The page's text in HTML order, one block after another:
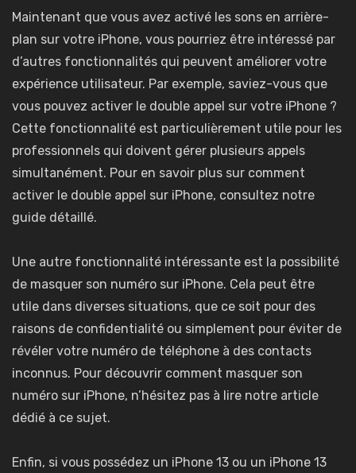
Maintenant que vous avez activé les sons en arrière-
plan sur votre iPhone, vous pourriez être intéressé par
d’autres fonctionnalités qui peuvent améliorer votre
expérience utilisateur. Par exemple, saviez-vous que
vous pouvez activer le double appel sur votre iPhone ?
Cette fonctionnalité est particulièrement utile pour les
professionnels qui doivent gérer plusieurs appels
simultanément. Pour en savoir plus sur comment
activer le double appel sur iPhone, consultez notre
guide détaillé.
Une autre fonctionnalité intéressante est la possibilité
de masquer son numéro sur iPhone. Cela peut être
utile dans diverses situations, que ce soit pour des
raisons de confidentialité ou simplement pour éviter de
révéler votre numéro de téléphone à des contacts
inconnus. Pour découvrir comment masquer son
numéro sur iPhone, n’hésitez pas à lire notre article
dédié à ce sujet.
Enfin, si vous possédez un iPhone 13 ou un iPhone 13